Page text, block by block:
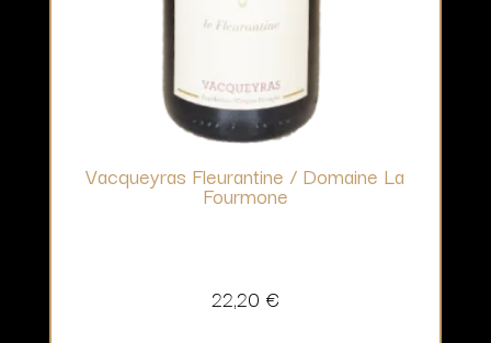
Vacqueyras Fleurantine / Domaine La
Fourmone
22,20 €